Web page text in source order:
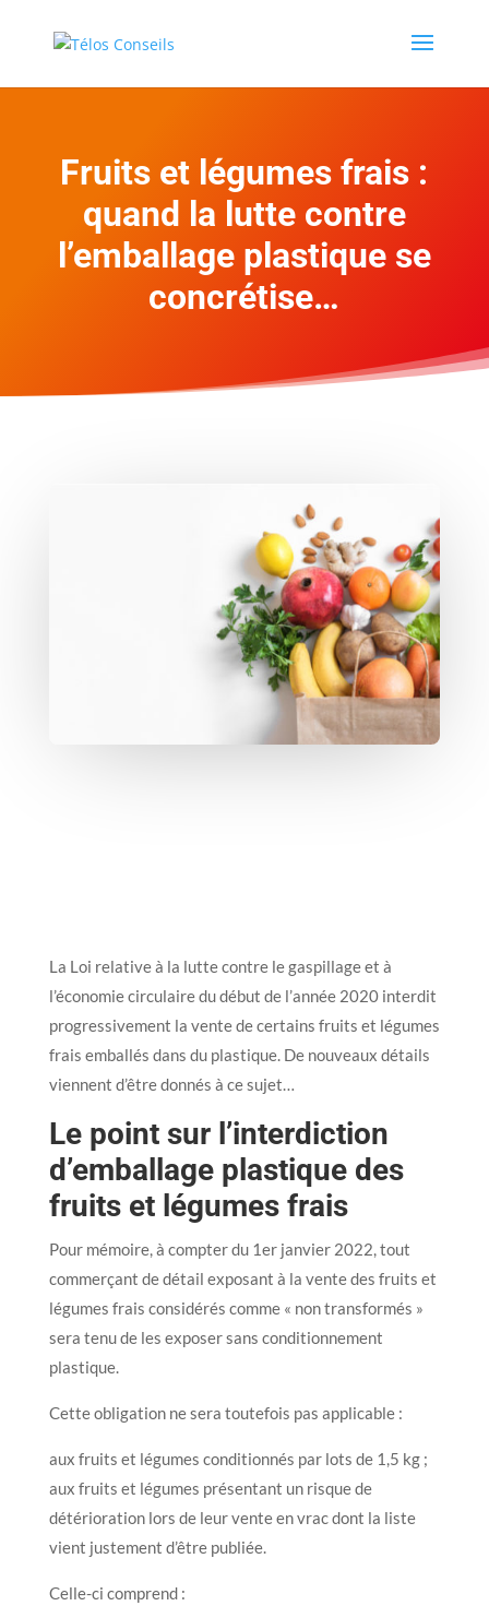
Fruits et légumes frais :
quand la lutte contre
l’emballage plastique se
concrétise…
La Loi relative à la lutte contre le gaspillage et à
l’économie circulaire du début de l’année 2020 interdit
progressivement la vente de certains fruits et légumes
frais emballés dans du plastique. De nouveaux détails
viennent d’être donnés à ce sujet…
Le point sur l’interdiction
d’emballage plastique des
fruits et légumes frais
Pour mémoire, à compter du 1er janvier 2022, tout
commerçant de détail exposant à la vente des fruits et
légumes frais considérés comme « non transformés »
sera tenu de les exposer sans conditionnement
plastique.
Cette obligation ne sera toutefois pas applicable :
aux fruits et légumes conditionnés par lots de 1,5 kg ;
aux fruits et légumes présentant un risque de
détérioration lors de leur vente en vrac dont la liste
vient justement d’être publiée.
Celle-ci comprend :